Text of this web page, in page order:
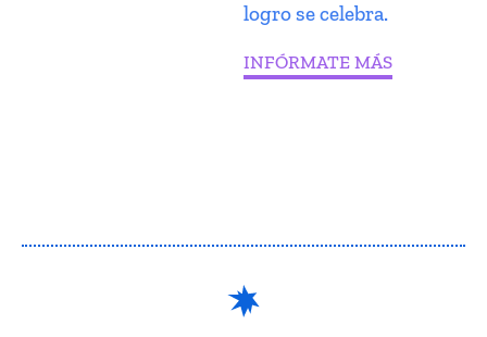
logro se celebra.
INFÓRMATE MÁS